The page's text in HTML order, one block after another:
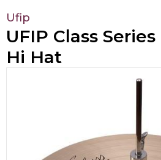
Ufip
UFIP Class
Hi Hat